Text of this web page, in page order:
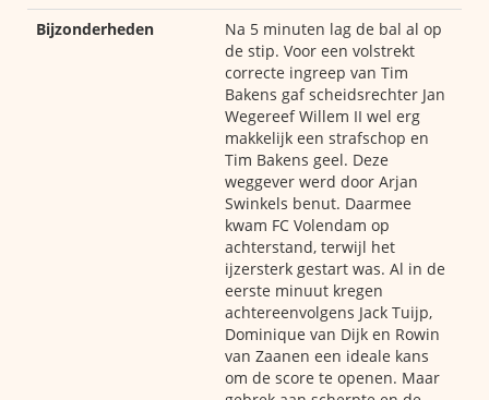
Bijzonderheden
Na 5 minuten lag de bal al op
de stip. Voor een volstrekt
correcte ingreep van Tim
Bakens gaf scheidsrechter Jan
Wegereef Willem II wel erg
makkelijk een strafschop en
Tim Bakens geel. Deze
weggever werd door Arjan
Swinkels benut. Daarmee
kwam FC Volendam op
achterstand, terwijl het
ijzersterk gestart was. Al in de
eerste minuut kregen
achtereenvolgens Jack Tuijp,
Dominique van Dijk en Rowin
van Zaanen een ideale kans
om de score te openen. Maar